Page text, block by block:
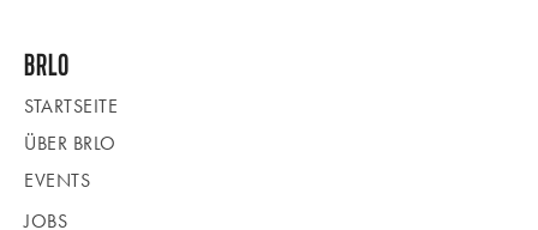
BRLO
STARTSEITE
ÜBER BRLO
EVENTS
JOBS